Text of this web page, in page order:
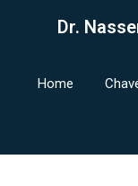
Dr.
Home